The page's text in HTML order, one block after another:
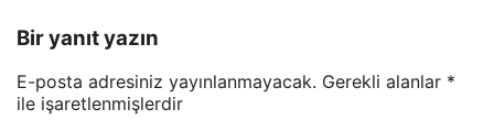
Bir yanıt yazın
E-posta adresiniz yayınlanmayacak. Gerekli alanlar *
ile işaretlenmişlerdir